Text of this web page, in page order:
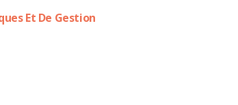
Et De Gestion